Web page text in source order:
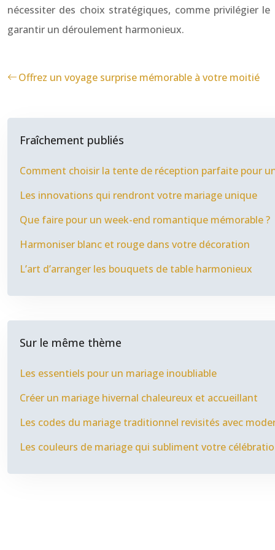
nécessiter des choix stratégiques, comme privilégier
garantir un déroulement harmonieux.
Offrez un voyage surprise mémorable à votre moitié
Fraîchement publiés
Comment choisir la tente de réception parfaite pour
Les innovations qui rendront votre mariage unique
Que faire pour un week-end romantique mémorable ?
Harmoniser blanc et rouge dans votre décoration
L’art d’arranger les bouquets de table harmonieux
Sur le même thème
Les essentiels pour un mariage inoubliable
Créer un mariage hivernal chaleureux et accueillant
Les codes du mariage traditionnel revisités avec
Les couleurs de mariage qui subliment votre